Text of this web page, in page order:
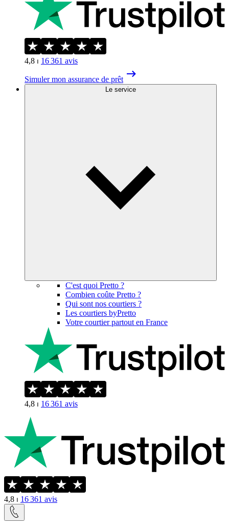
4,8 ⏐ 16 361 avis
Simuler mon assurance de prêt
Le service
C'est quoi Pretto ?
Combien coûte Pretto ?
Qui sont nos courtiers ?
Les courtiers byPretto
Votre courtier partout en France
4,8 ⏐ 16 361 avis
4,8 ⏐ 16 361 avis